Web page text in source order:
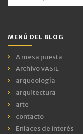
for:
MENÚ DEL BLOG
A mesa puesta
Archivo VASIL
arqueología
arquitectura
arte
contacto
Enlaces de interés